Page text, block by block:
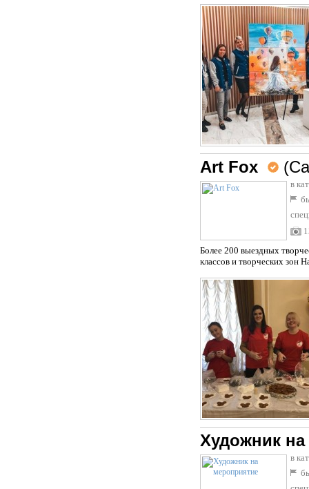
Art Fox
в
Более 200 выездных
классов и творческих зон
Художник
в